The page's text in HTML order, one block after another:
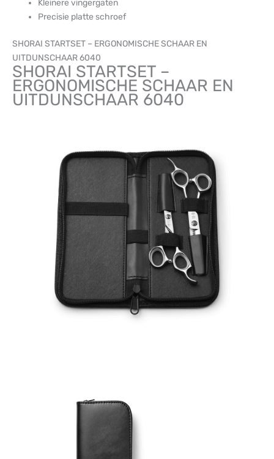
Kleinere vingergaten
Precisie platte schroef
SHORAI STARTSET – ERGONOMISCHE SCHAAR EN
UITDUNSCHAAR 6040
SHORAI STARTSET –
ERGONOMISCHE SCHAAR EN
UITDUNSCHAAR 6040